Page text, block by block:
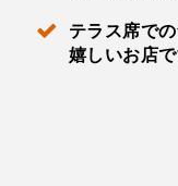
テラス席で
嬉しいお店で